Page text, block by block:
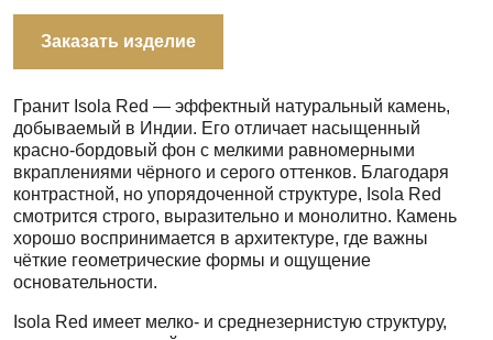
Заказать изделие
Гранит Isola Red — эффектный натуральный камень,
добываемый в Индии. Его отличает насыщенный
красно-бордовый фон с мелкими равномерными
вкраплениями чёрного и серого оттенков. Благодаря
контрастной, но упорядоченной структуре, Isola Red
смотрится строго, выразительно и монолитно. Камень
хорошо воспринимается в архитектуре, где важны
чёткие геометрические формы и ощущение
основательности.
Isola Red имеет мелко- и среднезернистую структуру,